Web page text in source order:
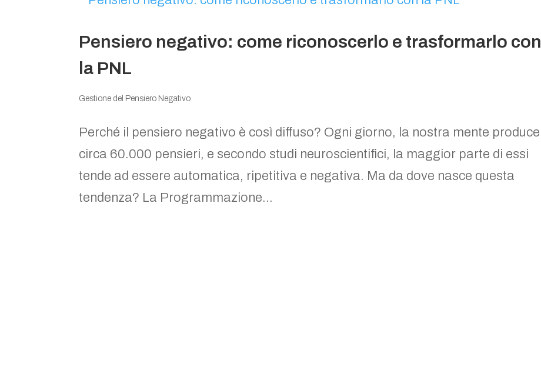
Pensiero negativo: come riconoscerlo e trasformarlo con
la PNL
Gestione del Pensiero Negativo
Perché il pensiero negativo è così diffuso? Ogni giorno, la nostra mente produce
circa 60.000 pensieri, e secondo studi neuroscientifici, la maggior parte di essi
tende ad essere automatica, ripetitiva e negativa. Ma da dove nasce questa
tendenza? La Programmazione...